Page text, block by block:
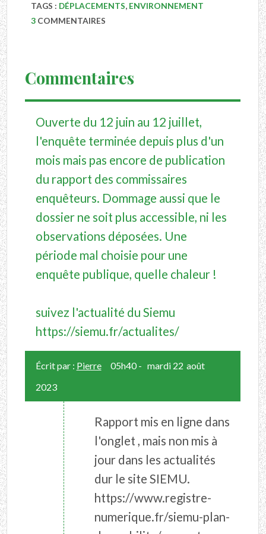
TAGS : DÉPLACEMENTS, ENVIRONNEMENT
3 COMMENTAIRES
Commentaires
Ouverte du 12 juin au 12 juillet,
l'enquête terminée depuis plus d'un
mois mais pas encore de publication
du rapport des commissaires
enquêteurs. Dommage aussi que le
dossier ne soit plus accessible, ni les
observations déposées. Une
période mal choisie pour une
enquête publique, quelle chaleur !
suivez l'actualité du Siemu
https://siemu.fr/actualites/
Écrit par : Pierre 05h40- mardi 22 août
2023
Rapport mis en ligne dans
l'onglet , mais non mis à
jour dans les actualités
dur le site SIEMU.
https://www.registre-
numerique.fr/siemu-plan-